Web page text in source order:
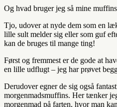
Og hvad bruger jeg så mine
Tjo, udover at nyde dem som en
lille sult melder sig eller som guf
kan de bruges til mange ting!
Først og fremmest er de gode at
en lille udflugt – jeg har prøvet
Derudover egner de sig også
morgenmadsmuffins. Her tænker
morgenmad på farten, hvor man